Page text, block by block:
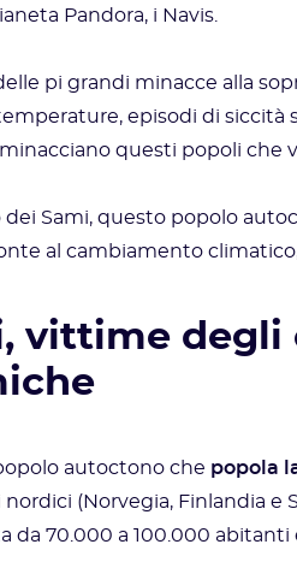
Pandora, i Navis.
pi grandi minacce alla
episodi di siccità
questi popoli che
Sami, questo popolo
al cambiamento
vittime
autoctono che popola
(Norvegia, Finlandia e
da 70.000 a 100.000